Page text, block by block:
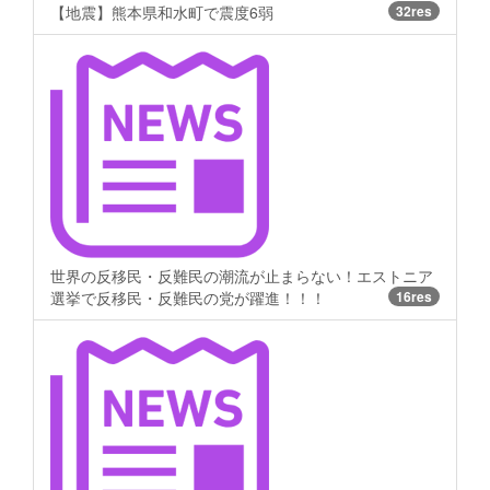
【地震】熊本県和水町で震度6弱 32res
世界の反移民・反難民の潮流が止まらない！エストニア
選挙で反移民・反難民の党が躍進！！！
16res